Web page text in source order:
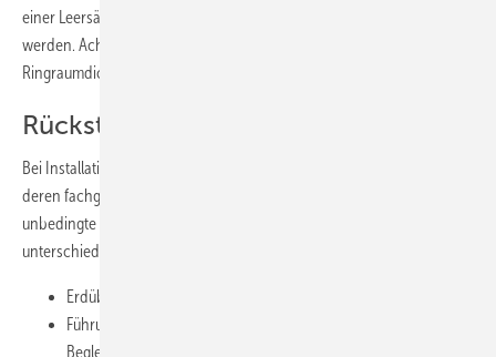
einer Leersäule oder im Gebäude (Technik-Raum) vorgesehen
werden. Achtung: In diesem Fall immer druckdichte
Ringraumdichtungen für die Wandführung zum Gebäude verwenden!
Rückstauschleife – bitte frostfrei!
Bei Installation der Rückstauschleife außerhalb des Gebäudes ist
deren fachgerechte Verlegung zu beachten. Knackpunkt ist die
unbedingte Notwendigkeit der Frostfreiheit. Es bieten sich
unterschiedliche Lösungsansätze an:
Erdüberdeckung
Führung in Leergehäuse/Box außerhalb des Gebäudes mit
Begleitheizung und/oder Dämm-Material (